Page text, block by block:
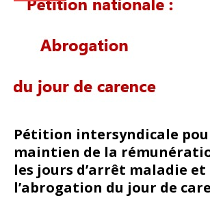
Pétition intersyndicale
maintien de la
les jours d’arrêt maladie et
l’abrogation du jour de